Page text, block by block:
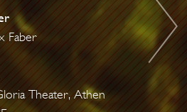
i
a
R
A
I
B
Faber
Theater, Athen